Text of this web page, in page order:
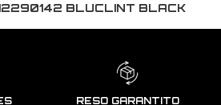
BLUCLINT BLACK
RESO GARANTITO